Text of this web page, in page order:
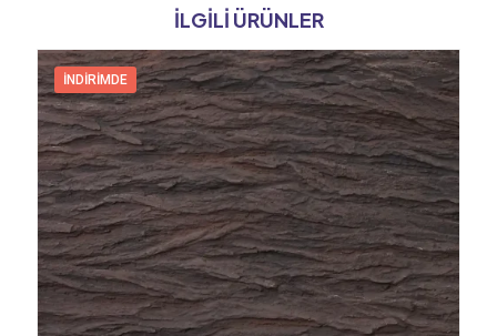
İLGILI ÜRÜNLER
İNDIRIMDE